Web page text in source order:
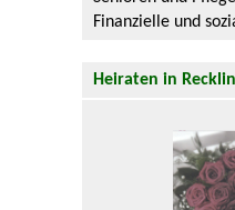
Finanzielle und
Heiraten in